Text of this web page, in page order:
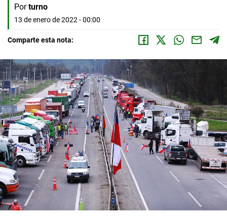
Por turno
13 de enero de 2022 - 00:00
Comparte esta nota: